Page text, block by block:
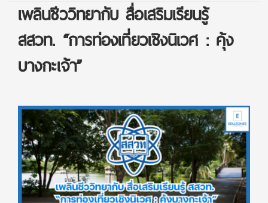
เพลินชีววิทยากับ สื่อเสริมเรียนรู้
สสวท. “การท่องเที่ยวเชิงนิเวศ : คุ้ง
บางกะเจ้า”